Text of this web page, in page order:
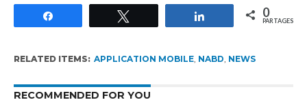
Partagez 0
PARTAGES
RELATED ITEMS: APPLICATION MOBILE, NABD, NEWS
RECOMMENDED FOR YOU